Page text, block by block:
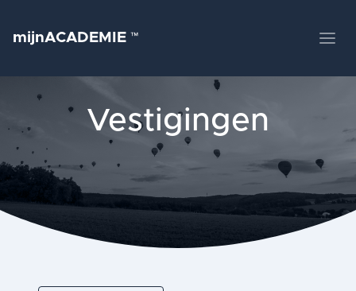
mijnACADEMIE ™
Vestigingen